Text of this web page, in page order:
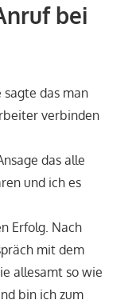
bei
das man
verbinden
das alle
und ich es
Erfolg. Nach
mit dem
allesamt so wie
bin ich zum